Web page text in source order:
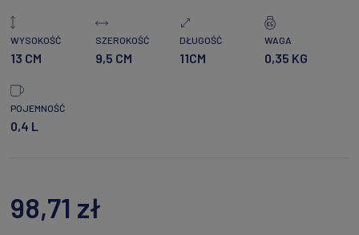
WYSOKOŚĆ
13 CM
SZEROKOŚĆ
9,5 CM
DŁUGOŚĆ
11CM
WAGA
0,35 KG
POJEMNOŚĆ
0,4 L
98,71 zł